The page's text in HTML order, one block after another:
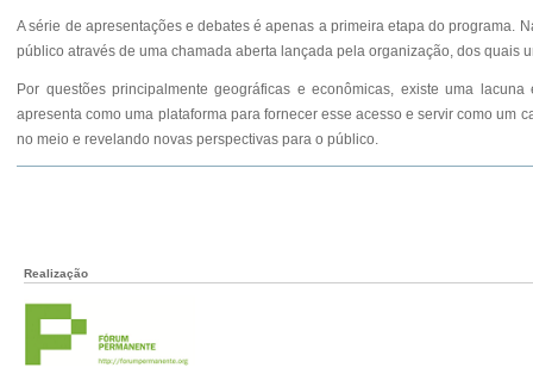
A série de apresentações e debates é apenas a primeira etapa do programa.
público através de uma chamada aberta lançada pela organização, dos quais
Por questões principalmente geográficas e econômicas, existe uma
apresenta como uma plataforma para fornecer esse acesso e servir como
no meio e revelando novas perspectivas para o público.
Realização